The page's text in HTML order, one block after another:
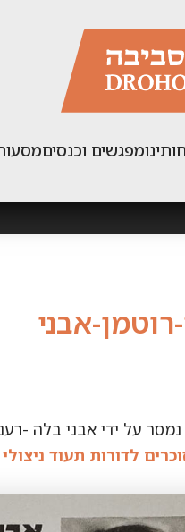
מפגשים וכנסים
אבני
על ידי אבני בלה -
לדורות תעוד